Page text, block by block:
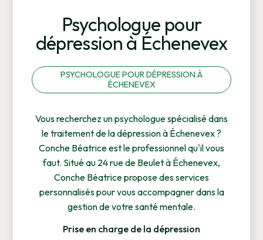
Psychologue pour
dépression à Échenevex
PSYCHOLOGUE POUR DÉPRESSION À
ÉCHENEVEX
Vous recherchez un psychologue spécialisé dans
le traitement de la dépression à Échenevex ?
Conche Béatrice est le professionnel qu'il vous
faut. Situé au 24 rue de Beulet à Échenevex,
Conche Béatrice propose des services
personnalisés pour vous accompagner dans la
gestion de votre santé mentale.
Prise en charge de la dépression